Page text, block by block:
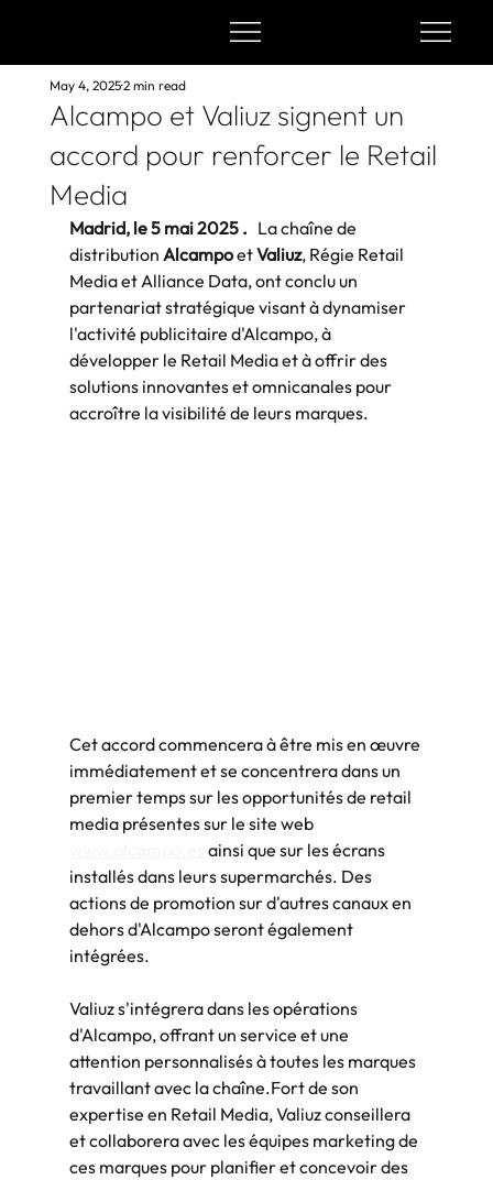
Alcampo et Valiuz signent un
accord pour renforcer le Retail
Media
May 4, 20252 min read
Madrid, le 5 mai 2025 . La chaîne de
distribution Alcampo et Valiuz, Régie Retail
Media et Alliance Data, ont conclu un
partenariat stratégique visant à dynamiser
l'activité publicitaire d'Alcampo, à
développer le Retail Media et à offrir des
solutions innovantes et omnicanales pour
accroître la visibilité de leurs marques.
Cet accord commencera à être mis en œuvre
immédiatement et se concentrera dans un
premier temps sur les opportunités de retail
media présentes sur le site web
ainsi que sur les écrans
installés dans leurs supermarchés. Des
actions de promotion sur d'autres canaux en
dehors d'Alcampo seront également
intégrées.
Valiuz s'intégrera dans les opérations
d'Alcampo, offrant un service et une
attention personnalisés à toutes les marques
travaillant avec la chaîne.Fort de son
expertise en Retail Media, Valiuz conseillera
et collaborera avec les équipes marketing de
ces marques pour planifier et concevoir des